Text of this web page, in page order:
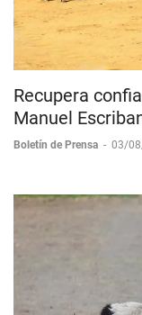
Recupera
Manuel
Boletín de Prensa - 03/